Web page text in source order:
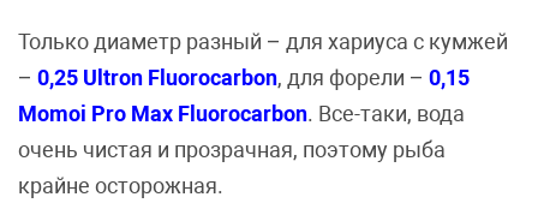
Только диаметр разный – для хариуса с кумжей
– 0,25 U ltron Fluorocarbon, для форели – 0,15
Momoi Pro Max Fluorocarbon. Все-таки, вода
очень чистая и прозрачная, поэтому рыба
крайне осторожная.